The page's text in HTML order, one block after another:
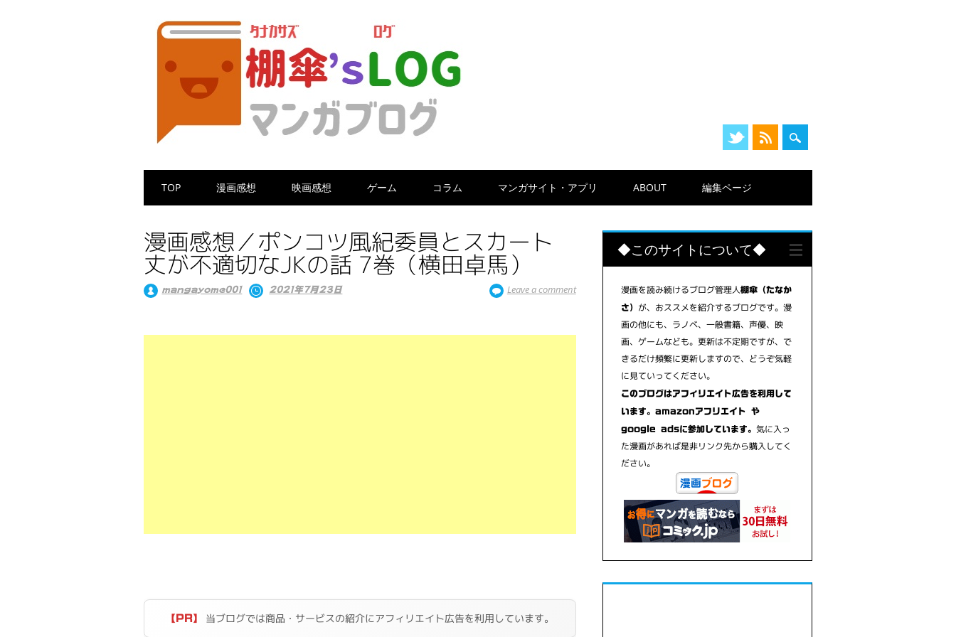
Main menu
TOP 漫画感想 映画感想 ゲーム コラム マンガサイト・アプリ ABOUT 編集ページ
漫画感想／ポンコツ風紀委員とスカート
丈が不適切なJKの話 7巻（横田卓馬）
mangayome001 2021年7月23日 Leave a comment
【PR】 当ブログでは商品・サービスの紹介にアフィリエイト広告を利用しています。
◆このサイトについて◆
漫画を読み続けるブログ管理人棚傘（たなか
さ） が、おススメを紹介するブログです。漫
画の他にも、ラノベ、一般書籍、声優、映
画、ゲームなども。更新は不定期ですが、で
きるだけ頻繁に更新しますので、どうぞ気軽
に見ていってください。
このブログはアフィリエイト広告を利用して
います。amazonアフリエイト や
google adsに参加しています。気に入っ
た漫画があれば是非リンク先から購入してく
ださい。